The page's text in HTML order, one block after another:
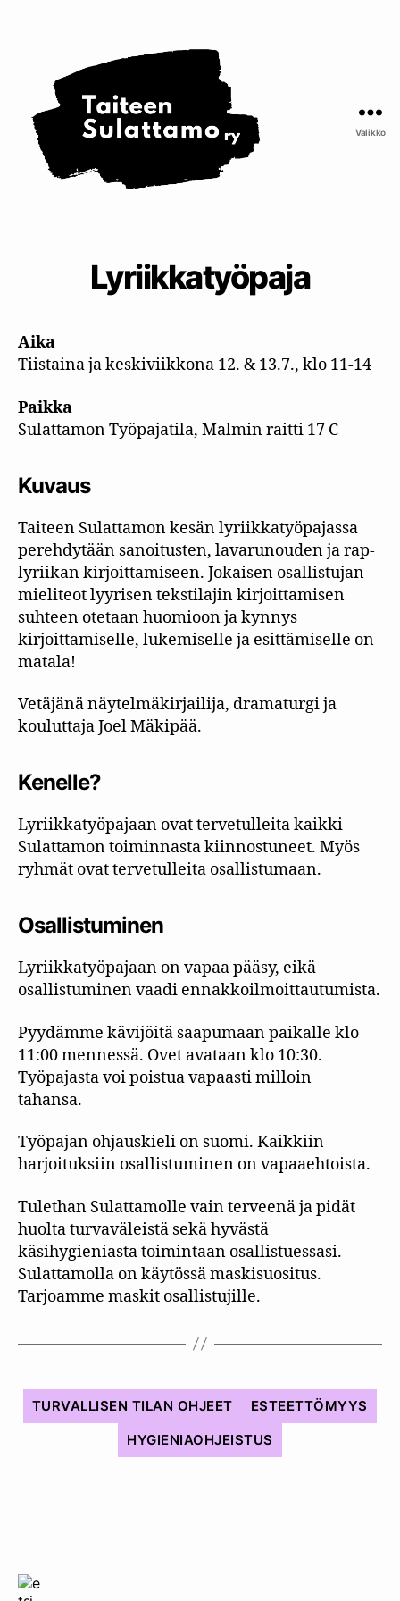
Valikko
Lyriikkatyöpaja
Aika
Tiistaina ja keskiviikkona 12. & 13.7., klo 11-14
Paikka
Sulattamon Työpajatila, Malmin raitti 17 C
Kuvaus
Taiteen Sulattamon kesän lyriikkatyöpajassa
perehdytään sanoitusten, lavarunouden ja rap-
lyriikan kirjoittamiseen. Jokaisen osallistujan
mieliteot lyyrisen tekstilajin kirjoittamisen
suhteen otetaan huomioon ja kynnys
kirjoittamiselle, lukemiselle ja esittämiselle on
matala!
Vetäjänä näytelmäkirjailija, dramaturgi ja
kouluttaja Joel Mäkipää.
Kenelle?
Lyriikkatyöpajaan ovat tervetulleita kaikki
Sulattamon toiminnasta kiinnostuneet. Myös
ryhmät ovat tervetulleita osallistumaan.
Osallistuminen
Lyriikkatyöpajaan on vapaa pääsy, eikä
osallistuminen vaadi ennakkoilmoittautumista.
Pyydämme kävijöitä saapumaan paikalle klo
11:00 mennessä. Ovet avataan klo 10:30.
Työpajasta voi poistua vapaasti milloin
tahansa.
Työpajan ohjauskieli on suomi. Kaikkiin
harjoituksiin osallistuminen on vapaaehtoista.
Tulethan Sulattamolle vain terveenä ja pidät
huolta turvaväleistä sekä hyvästä
käsihygieniasta toimintaan osallistuessasi.
Sulattamolla on käytössä maskisuositus.
Tarjoamme maskit osallistujille.
TURVALLISEN TILAN OHJEET
ESTEETTÖMYYS
HYGIENIAOHJEISTUS